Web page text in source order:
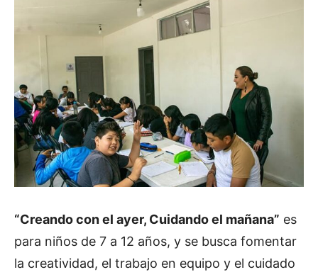
“Creando con el ayer, Cuidando el mañana” es
para niños de 7 a 12 años, y se busca fomentar
la creatividad, el trabajo en equipo y el cuidado